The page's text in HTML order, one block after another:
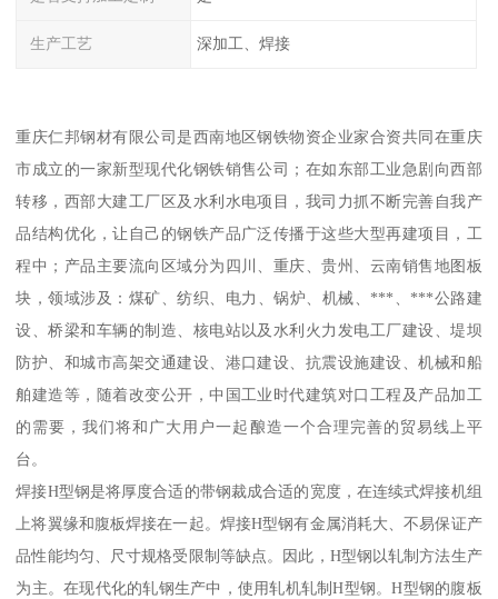
生产工艺 深加工、焊接
重庆仁邦钢材有限公司是西南地区钢铁物资企业家合资共同在重庆
市成立的一家新型现代化钢铁销售公司；在如东部工业急剧向西部
转移，西部大建工厂区及水利水电项目，我司力抓不断完善自我产
品结构优化，让自己的钢铁产品广泛传播于这些大型再建项目，工
程中；产品主要流向区域分为四川、重庆、贵州、云南销售地图板
块，领域涉及：煤矿、纺织、电力、锅炉、机械、***、***公路建
设、桥梁和车辆的制造、核电站以及水利火力发电工厂建设、堤坝
防护、和城市高架交通建设、港口建设、抗震设施建设、机械和船
舶建造等，随着改变公开，中国工业时代建筑对口工程及产品加工
的需要，我们将和广大用户一起酿造一个合理完善的贸易线上平
台。
焊接H型钢是将厚度合适的带钢裁成合适的宽度，在连续式焊接机组
上将翼缘和腹板焊接在一起。焊接H型钢有金属消耗大、不易保证产
品性能均匀、尺寸规格受限制等缺点。因此，H型钢以轧制方法生产
为主。在现代化的轧钢生产中，使用轧机轧制H型钢。H型钢的腹板